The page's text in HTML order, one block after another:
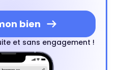
bien
et sans engagement !